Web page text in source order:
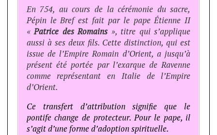
En 754, au cours de la cérémonie du sacre,
Pépin le Bref est fait par le pape Étienne II
«Patrice des Romains », titre qui s’applique
aussi à ses deux fils. Cette distinction, qui est
issue de l’Empire Romain d’Orient, a jusqu’à
présent été portée par l’exarque de Ravenne
comme représentant en Italie de l’Empire
d’Orient.
Ce transfert d’attribution signifie que le
pontife change de protecteur. Pour le pape, il
s’agit d’une forme d’adoption spirituelle.